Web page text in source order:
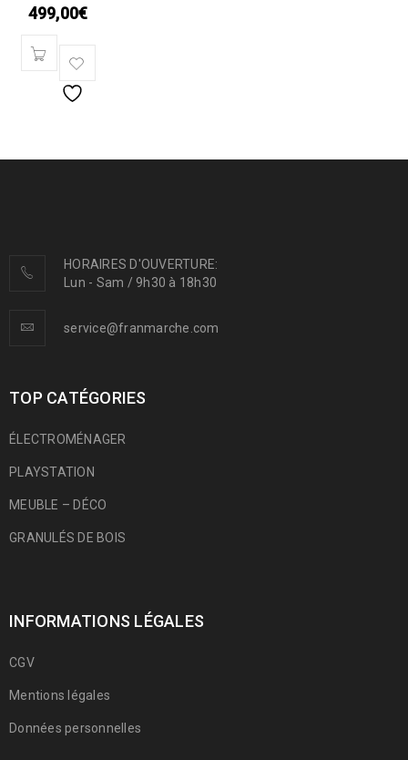
499,00€
HORAIRES D'OUVERTURE:
Lun - Sam / 9h30 à 18h30
service@franmarche.com
TOP CATÉGORIES
ÉLECTROMÉNAGER
PLAYSTATION
MEUBLE – DÉCO
GRANULÉS DE BOIS
INFORMATIONS LÉGALES
CGV
Mentions légales
Données personnelles